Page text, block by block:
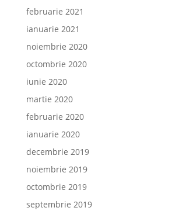
februarie 2021
ianuarie 2021
noiembrie 2020
octombrie 2020
iunie 2020
martie 2020
februarie 2020
ianuarie 2020
decembrie 2019
noiembrie 2019
octombrie 2019
septembrie 2019